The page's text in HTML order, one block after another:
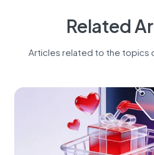
Related
Articles related to the topics